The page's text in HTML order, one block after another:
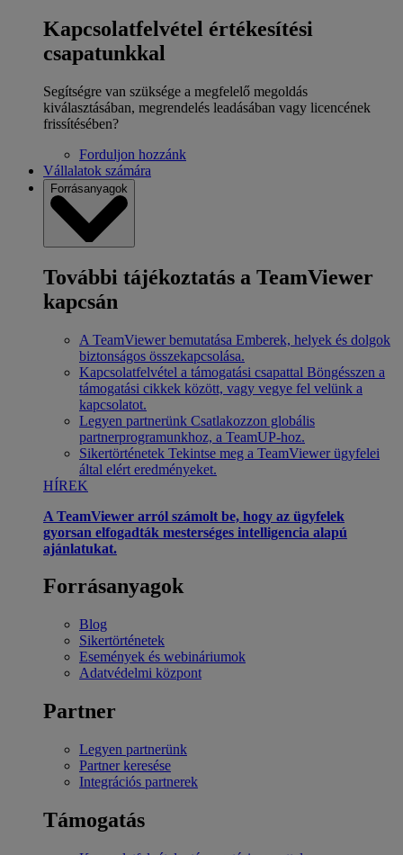
Kapcsolatfelvétel értékesítési
csapatunkkal
Segítségre van szüksége a megfelelő megoldás
kiválasztásában, megrendelés leadásában vagy licencének
frissítésében?
Forduljon hozzánk
Vállalatok számára
Forrásanyagok
További tájékoztatás a TeamViewer
kapcsán
A TeamViewer bemutatása Emberek, helyek és dolgok
biztonságos összekapcsolása.
Kapcsolatfelvétel a támogatási csapattal Böngésszen a
támogatási cikkek között, vagy vegye fel velünk a
kapcsolatot.
Legyen partnerünk Csatlakozzon globális
partnerprogramunkhoz, a TeamUP-hoz.
Sikertörténetek Tekintse meg a TeamViewer ügyfelei
által elért eredményeket.
HÍREK
A TeamViewer arról számolt be, hogy az ügyfelek
gyorsan elfogadták mesterséges intelligencia alapú
ajánlatukat.
Forrásanyagok
Blog
Sikertörténetek
Események és webináriumok
Adatvédelmi központ
Partner
Legyen partnerünk
Partner keresése
Integrációs partnerek
Támogatás